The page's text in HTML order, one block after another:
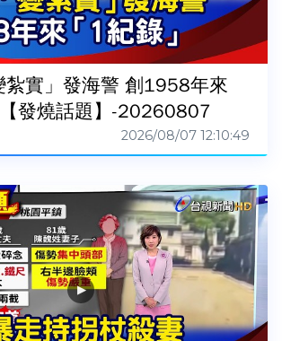
紮實」發海警 創1958年來
【發燒話題】-20260807
2026/08/07 12:10:49